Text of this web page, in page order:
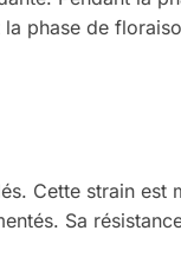
phase de
Cette strain est
Sa